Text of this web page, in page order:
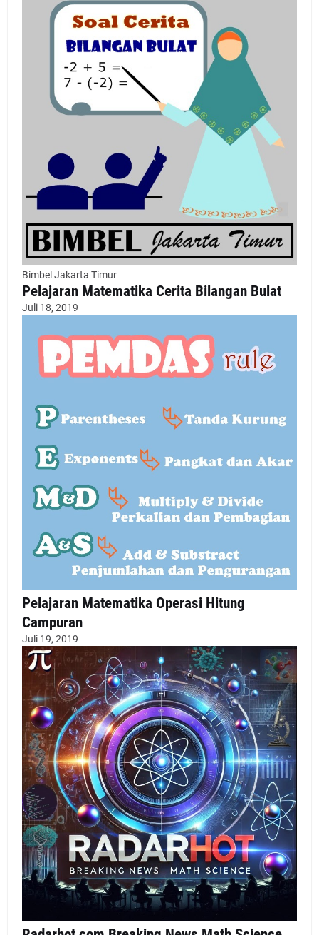
Bimbel Jakarta Timur
Pelajaran Matematika Cerita Bilangan Bulat
Juli 18, 2019
Pelajaran Matematika Operasi Hitung
Campuran
Juli 19, 2019